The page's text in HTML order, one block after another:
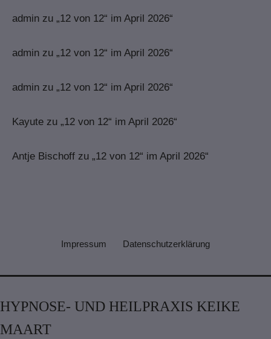
admin zu „12 von 12“ im April 2026“
admin zu „12 von 12“ im April 2026“
admin zu „12 von 12“ im April 2026“
Kayute zu „12 von 12“ im April 2026“
Antje Bischoff zu „12 von 12“ im April 2026“
Impressum Datenschutzerklärung
HYPNOSE- UND HEILPRAXIS KEIKE
MAART